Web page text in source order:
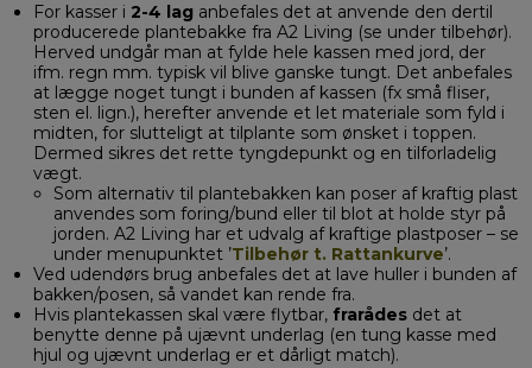
For kasser i 2-4 laganbefales det at anvende den dertil
producerede plantebakke fra A2 Living (se under tilbehør).
Herved undgår man at fylde hele kassen med jord, der
ifm. regn mm. typisk vil blive ganske tungt. Det anbefales
at lægge noget tungt i bunden af kassen (fx små fliser,
sten el. lign.), herefter anvende et let materiale som fyld i
midten, for slutteligt at tilplante som ønsket i toppen.
Dermed sikres det rette tyngdepunkt og en tilforladelig
vægt.
Som alternativ til plantebakken kan poser af kraftig plast
anvendes som foring/bund eller til blot at holde styr på
jorden. A2 Living har et udvalg af kraftige plastposer – se
under menupunktet ’Tilbehør t. Rattankurve’.
Ved udendørs brug anbefales det at lave huller i bunden af
bakken/posen, så vandet kan rende fra.
Hvis plantekassen skal være flytbar, frarådesdet at
benytte denne på ujævnt underlag (en tung kasse med
hjul og ujævnt underlag er et dårligt match).